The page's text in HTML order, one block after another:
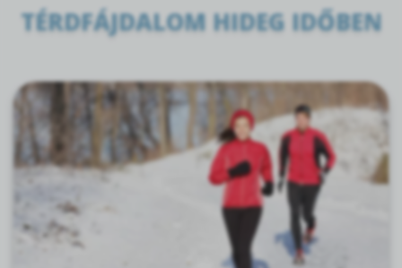
TÉRDFÁJDALOM HIDEG IDŐBEN